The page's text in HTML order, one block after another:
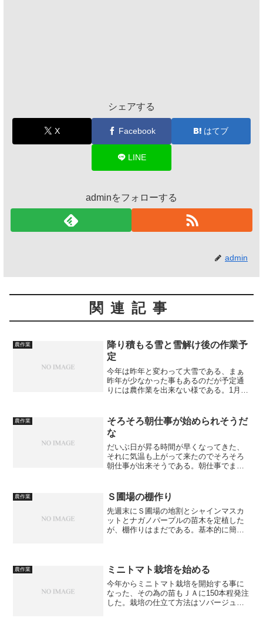
シェアする
X Facebook はてブ
LINE
adminをフォローする
admin
関連記事
農作業
降り積もる雪と雪解け後の作業予
定
今年は昨年と変わって大雪である、まぁ
昨年が少なかった事もあるのだが予定通
りには農作業を出来ない様である。1月末
ていた、やはり山の斜面で日当たりが良
いので融けていた様であ...
農作業
そろそろ朝仕事が始められそうだ
な
だいぶ日が昇る時間が早くなってきた、
それに気温も上がって来たのでそろそろ
朝仕事が出来そうである。朝仕事でまず
ければならない。日曜日に確認してきた
ら水揚げも始まっていたの...
農作業 Ｓ圃場の棚作り
先週末にＳ圃場の地割とシャインマスカ
ットとナガノパープルの苗木を定植した
が、棚作りはまだである。基本的に簡単
た簡易ハウスにする予定で...
農作業 ミニトマト栽培を始める
今年からミニトマト栽培を開始する事に
なった、その為の苗もＪＡに150本程発注
した。栽培の仕立て方法はソバージュ栽